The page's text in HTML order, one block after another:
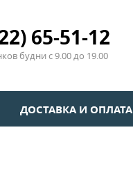
65-51-12
будни с 9.00 до 19.00
ДОСТАВКА И ОПЛАТА